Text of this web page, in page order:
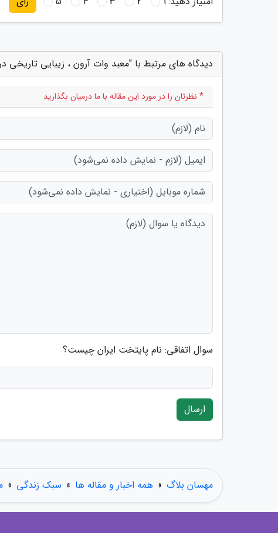
دیدگاه های مرتبط با "معبد وات آرون ، زیبایی تاریخی
* نظرتان را در مورد این مقاله با ما درمیان بگذارید
سوال اتفاقی: نام پایتخت ایران چیست؟
ارسال
مهسان بلاگ » همه اخبار و مقاله ها » سبک زندگی »